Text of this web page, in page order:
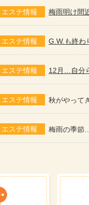
エステ情報 梅雨明け間
エステ情報 G.W.も終わ
エステ情報 12月…自分
エステ情報 秋がやって
エステ情報 梅雨の季節